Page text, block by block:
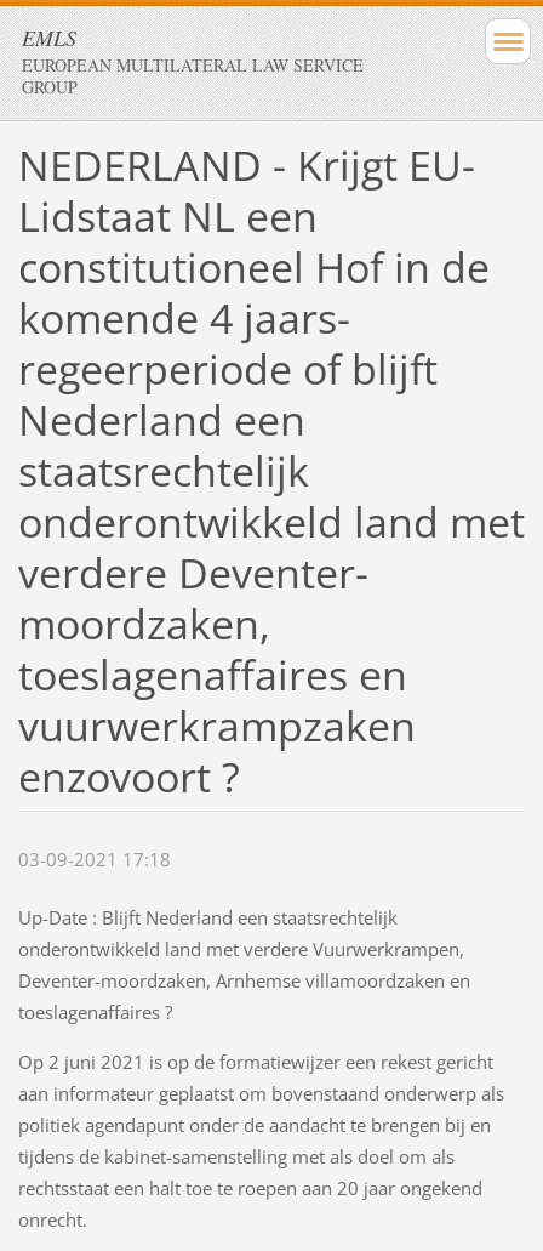
EMLS
EUROPEAN MULTILATERAL LAW SERVICE
GROUP
NEDERLAND - Krijgt EU-
Lidstaat NL een
constitutioneel Hof in de
komende 4 jaars-
regeerperiode of blijft
Nederland een
staatsrechtelijk
onderontwikkeld land met
verdere Deventer-
moordzaken,
toeslagenaffaires en
vuurwerkrampzaken
enzovoort ?
03-09-2021 17:18
Up-Date : Blijft Nederland een staatsrechtelijk
onderontwikkeld land met verdere Vuurwerkrampen,
Deventer-moordzaken, Arnhemse villamoordzaken en
toeslagenaffaires ?
Op 2 juni 2021 is op de formatiewijzer een rekest gericht
aan informateur geplaatst om bovenstaand onderwerp als
politiek agendapunt onder de aandacht te brengen bij en
tijdens de kabinet-samenstelling met als doel om als
rechtsstaat een halt toe te roepen aan 20 jaar ongekend
onrecht.